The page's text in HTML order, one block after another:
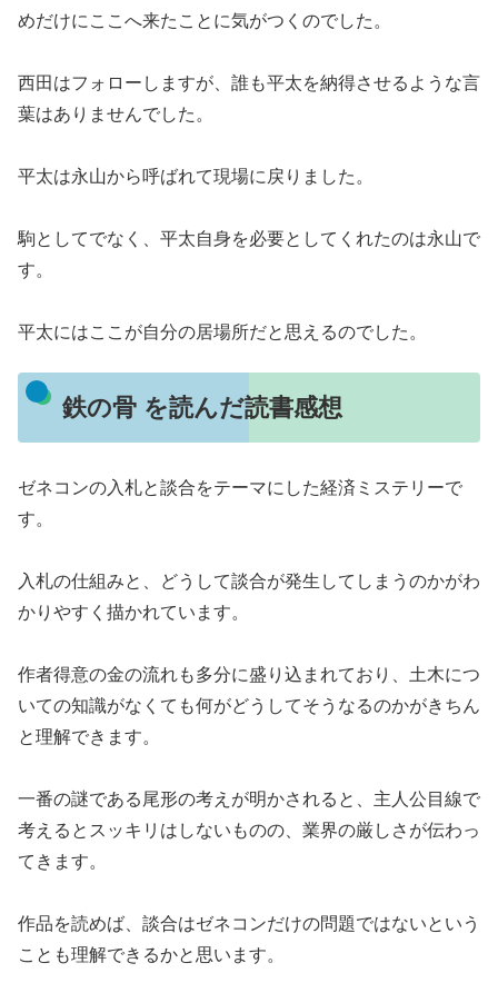
めだけにここへ来たことに気がつくのでした。
西田はフォローしますが、誰も平太を納得させるような言
葉はありませんでした。
平太は永山から呼ばれて現場に戻りました。
駒としてでなく、平太自身を必要としてくれたのは永山で
す。
平太にはここが自分の居場所だと思えるのでした。
鉄の骨 を読んだ読書感想
ゼネコンの入札と談合をテーマにした経済ミステリーで
す。
入札の仕組みと、どうして談合が発生してしまうのかがわ
かりやすく描かれています。
作者得意の金の流れも多分に盛り込まれており、土木につ
いての知識がなくても何がどうしてそうなるのかがきちん
と理解できます。
一番の謎である尾形の考えが明かされると、主人公目線で
考えるとスッキリはしないものの、業界の厳しさが伝わっ
てきます。
作品を読めば、談合はゼネコンだけの問題ではないという
ことも理解できるかと思います。